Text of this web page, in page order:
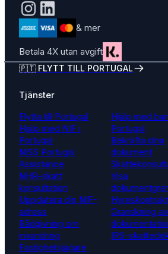
& mer
Betala 4X utan avgift
🇵🇹 FLYTT TILL PORTUGAL
Tjänster
Flytta till Portugal
Hjälp med NIF i
Portugal
NISS Portugal
Assistance
NHR-skatt
konsultation
Uppdatera din NIF-
adress
Rådgivning om
invandring
Fastighetsjägare
Hjälp med
Portugal
Bekräfta dina
dokument
Visa
Granskning
IRS-